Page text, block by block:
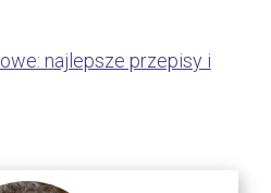
najlepsze przepisy i